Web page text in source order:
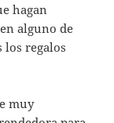
hagan
alguno de
los regalos
muy